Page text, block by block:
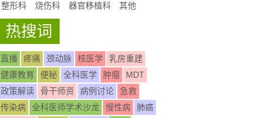
整形科
烧伤科 器官移植科 其他
热搜词
直播 疼痛 颈动脉 核医学
乳房重建
健康教育
便秘 全科医学 肿瘤
MDT
政策解读
骨干师资 病例讨论
急救
传染病
全科医师学术沙龙 慢性病
肺癌